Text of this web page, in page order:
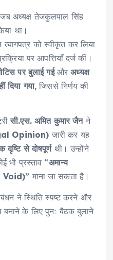
अध्यक्ष तेजकुलपाल सिंह
था।
को स्वीकृत कर लिया
पर आपत्तियाँ दर्ज कीं।
पर बुलाई गईऔरअध्यक्ष
दिया गया, जिससे निर्णय की
सी.एस. अमित कुमार जैनने
Opinion) जारी कर यह
दृष्टि से दोषपूर्णथी। उन्होंने
भी प्रस्ताव “अमान्य
Void)” माना जा सकता है।
ने स्थिति स्पष्ट करने और
बनाने के लिए पुनः बैठक बुलाने